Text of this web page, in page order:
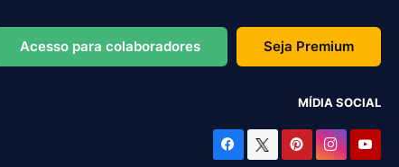
Acesso para colaboradores Seja Premium
MÍDIA SOCIAL